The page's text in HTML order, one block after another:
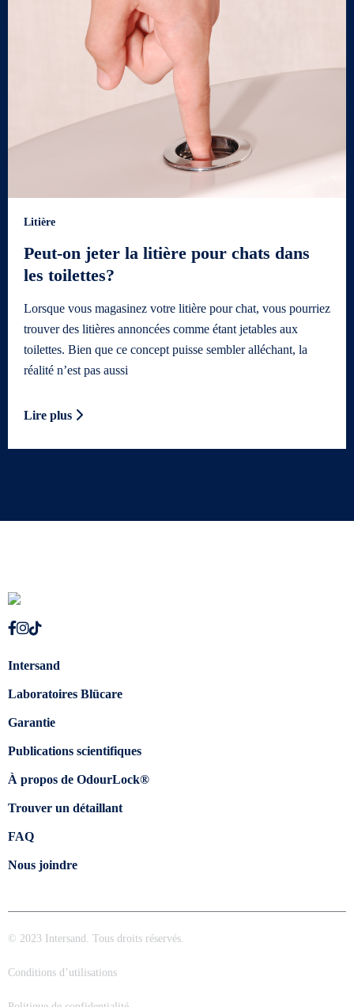
Litière
Peut-on jeter la litière pour chats dans
les toilettes?
Lorsque vous magasinez votre litière pour chat, vous pourriez
trouver des litières annoncées comme étant jetables aux
toilettes. Bien que ce concept puisse sembler alléchant, la
réalité n’est pas aussi
Lire plus
Intersand
Laboratoires Blücare
Garantie
Publications scientifiques
À propos de OdourLock®
Trouver un détaillant
FAQ
Nous joindre
© 2023 Intersand. Tous droits réservés.
Conditions d’utilisations